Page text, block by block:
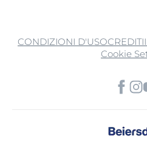
CONDIZIONI D'USOCREDITI
Cookie